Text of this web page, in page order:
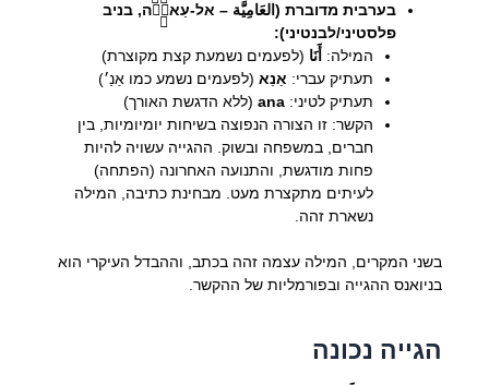
בערבית מדוברת (العَامِيَّة – אל-עַאמִّיَّה, בניב
פלסטיני/לבנטיני):
המילה: أَنَا (לפעמים נשמעת קצת מקוצרת)
תעתיק עברי: אַנַא(לפעמים נשמע כמו אַנַ׳)
תעתיק לטיני: ana(ללא הדגשת האורך)
הקשר: זו הצורה הנפוצה בשיחות יומיומיות, בין
חברים, במשפחה ובשוק. ההגייה עשויה להיות
פחות מודגשת, והתנועה האחרונה (הפתחה)
לעיתים מתקצרת מעט. מבחינת כתיבה, המילה
נשארת זהה.
בשני המקרים, המילה עצמה זהה בכתב, וההבדל העיקרי הוא
בניואנס ההגייה ובפורמליות של ההקשר.
הגייה נכונה